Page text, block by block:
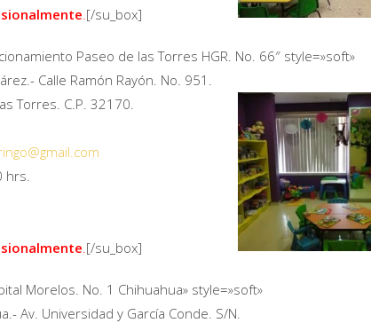
.[/su_box]
Paseo de las Torres HGR. No. 66″ style=»soft»
Calle Ramón Rayón. No. 951.
Torres. C.P. 32170.
gmail.com
hrs.
.[/su_box]
Morelos. No. 1 Chihuahua» style=»soft»
Av. Universidad y García Conde. S/N.